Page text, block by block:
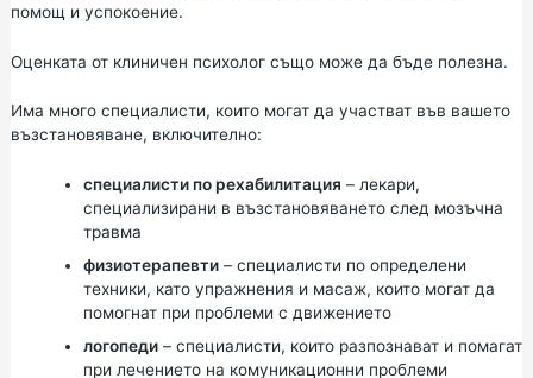
помощ и успокоение.
Оценката от клиничен психолог също може да бъде полезна.
Има много специалисти, които могат да участват във вашето
възстановяване, включително:
специалисти по рехабилитация – лекари,
специализирани в възстановяването след мозъчна
травма
физиотерапевти– специалисти по определени
техники, като упражнения и масаж, които могат да
помогнат при проблеми с движението
логопеди– специалисти, които разпознават и помагат
при лечението на комуникационни проблеми